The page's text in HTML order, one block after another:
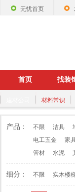
无忧首页
首页 找装
材料常识
产品： 不限 洁具
电工五金
家
管材
水泥
细分： 不限 实木楼